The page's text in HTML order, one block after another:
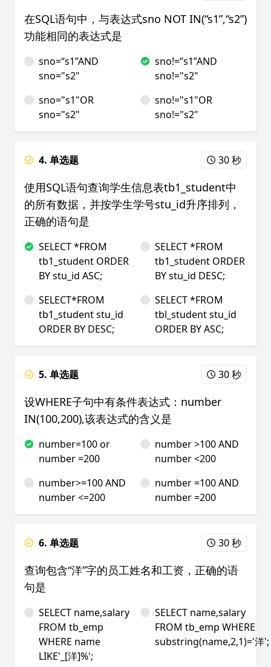
在SQL语句中，与表达式sno NOT IN(“s1”,“s2”)
功能相同的表达式是
sno=“s1”AND
sno="s2"
sno!=”s1”AND
sno!="s2"
sno="s1"OR
sno="s2"
sno!="s1"OR
sno!="s2"
4. 单选题 30 秒
使用SQL语句查询学生信息表tb1_student中
的所有数据，并按学生学号stu_id升序排列，
正确的语句是
SELECT *FROM
tb1_student ORDER
BY stu_id ASC;
SELECT *FROM
tb1_student ORDER
BY stu_id DESC;
SELECT*FROM
tb1_student stu_id
ORDER BY DESC;
SELECT *FROM
tbl_student stu_id
ORDER BY ASC;
5. 单选题 30 秒
设WHERE子句中有条件表达式：number
IN(100,200),该表达式的含义是
number=100 or
number =200
number >100 AND
number <200
number>=100 AND
number <=200
number =100 AND
number =200
6. 单选题 30 秒
查询包含“洋”字的员工姓名和工资，正确的语
句是
SELECT name,salary
FROM tb_emp
WHERE name
LIKE'_[洋]%';
SELECT name,salary
FROM tb_emp WHERE
substring(name,2,1)='洋';